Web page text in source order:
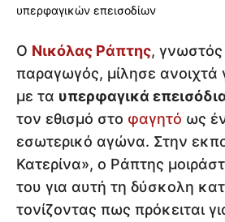
Ο Νικόλας Ράπτης,
παραγωγός, μίλησε ανοιχτά
με τα υπερφαγικά
τον εθισμό στο φαγητό ως
εσωτερικό αγώνα. Στην
Κατερίνα», ο Ράπτης
του για αυτή τη δύσκολη
τονίζοντας πως πρόκειται